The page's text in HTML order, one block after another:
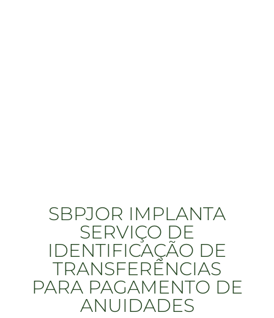
SBPJOR IMPLANTA
SERVIÇO DE
IDENTIFICAÇÃO DE
TRANSFERÊNCIAS
PARA PAGAMENTO DE
ANUIDADES